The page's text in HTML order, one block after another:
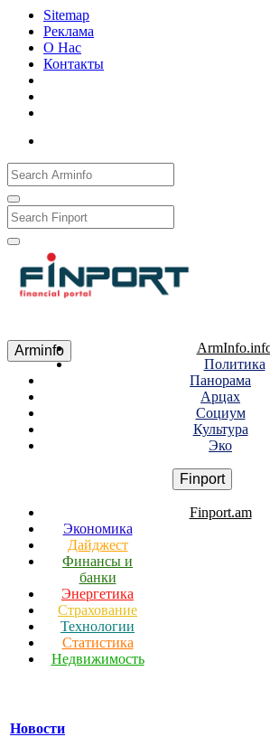
Sitemap
Реклама
О Нас
Контакты
Arminfo
Политика
Панорама
Арцах
Социум
Культура
Эко
Finport
Finport.am
Экономика
Дайджест
Финансы и
банки
Энергетика
Страхование
Технологии
Статистика
Недвижимость
Новости